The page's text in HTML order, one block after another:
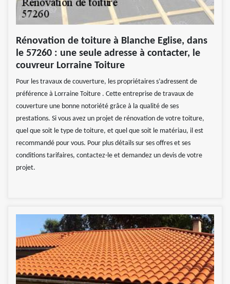
Rénovation de toiture à Blanche Eglise, dans
le 57260 : une seule adresse à contacter, le
couvreur Lorraine Toiture
Pour les travaux de couverture, les propriétaires s’adressent de
préférence à Lorraine Toiture . Cette entreprise de travaux de
couverture une bonne notoriété grâce à la qualité de ses
prestations. Si vous avez un projet de rénovation de votre toiture,
quel que soit le type de toiture, et quel que soit le matériau, il est
recommandé pour vous. Pour plus détails sur ses offres et ses
conditions tarifaires, contactez-le et demandez un devis de votre
projet.